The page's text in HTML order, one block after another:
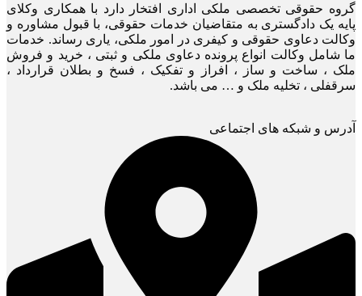
گروه حقوقی تخصصی ملکی اداری افتخار دارد با همکاری وکلای
پایه یک دادگستری به متقاضیان خدمات حقوقی، با قبول مشاوره و
وکالت دعاوی حقوقی و کیفری در امور ملکی، یاری رساند. خدمات
ما شامل وکالت انواع پرونده دعاوی ملکی و ثبتی ، خرید و فروش
ملک ، ساخت و ساز ، افراز و تفکیک ، فسخ و بطلان قرارداد ،
سرقفلی ، تخلیه ملک و … می باشد.
آدرس و شبکه های اجتماعی